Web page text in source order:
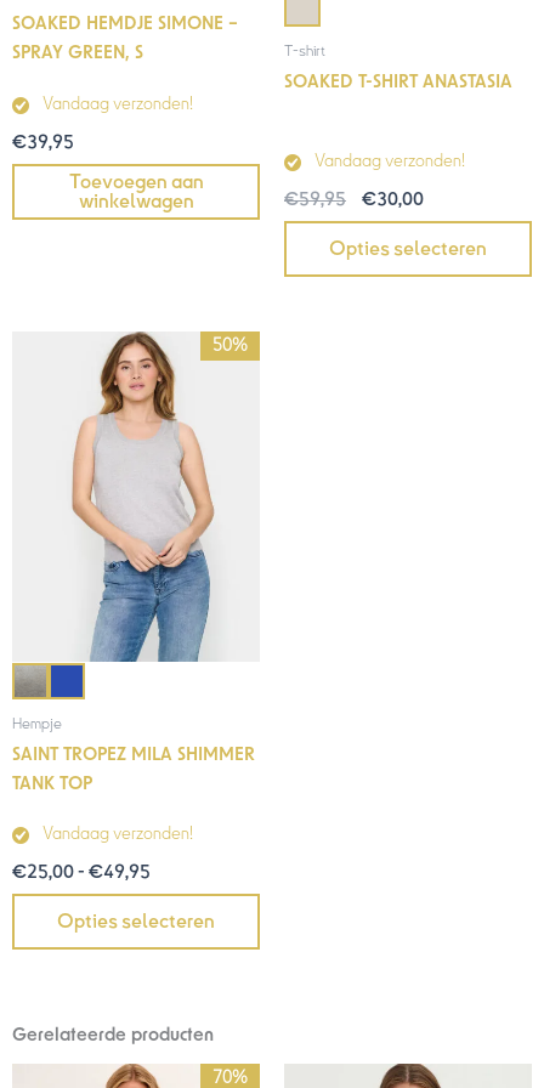
SOAKED HEMDJE SIMONE –
SPRAY GREEN, S
Vandaag verzonden!
€39,95
Toevoegen aan
winkelwagen
T-shirt
SOAKED T-SHIRT ANASTASIA
Vandaag verzonden!
€59,95 €30,00
Opties selecteren
50%
Hempje
SAINT TROPEZ MILA SHIMMER
TANK TOP
Vandaag verzonden!
€25,00- €49,95
Prijsklasse:
€25,00
tot
€49,95
Opties selecteren
Gerelateerde producten
70%
Oorspronkelijke
Huidige